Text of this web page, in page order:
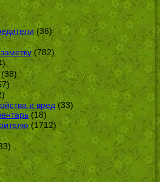
(36)
(782)
(38)
и вред(33)
(18)
(1712)